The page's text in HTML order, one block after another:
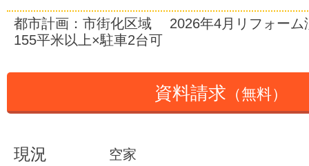
都市計画：市街化区域 2026年4月リフォーム
155平米以上×駐車2台可
資料請求 （無料）
現況 空家